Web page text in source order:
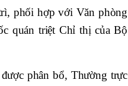
phối hợp với Văn phòng
quán triệt Chỉ thị của Bộ
phân bổ, Thường trực